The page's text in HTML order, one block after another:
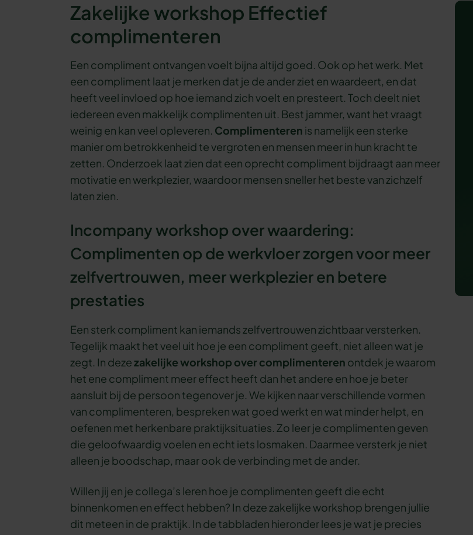
Zakelijke workshop Effectief
complimenteren
Een compliment ontvangen voelt bijna altijd goed. Ook op het werk. Met
een compliment laat je merken dat je de ander ziet en waardeert, en dat
heeft veel invloed op hoe iemand zich voelt en presteert. Toch deelt niet
iedereen even makkelijk complimenten uit. Best jammer, want het vraagt
weinig en kan veel opleveren. Complimenteren is namelijk een sterke
manier om betrokkenheid te vergroten en mensen meer in hun kracht te
zetten. Onderzoek laat zien dat een oprecht compliment bijdraagt aan meer
motivatie en werkplezier, waardoor mensen sneller het beste van zichzelf
laten zien.
Incompany workshop over waardering:
Complimenten op de werkvloer zorgen voor meer
zelfvertrouwen, meer werkplezier en betere
prestaties
Een sterk compliment kan iemands zelfvertrouwen zichtbaar versterken.
Tegelijk maakt het veel uit hoe je een compliment geeft, niet alleen wat je
zegt. In dezezakelijke workshop over complimenteren ontdek je waarom
het ene compliment meer effect heeft dan het andere en hoe je beter
aansluit bij de persoon tegenover je. We kijken naar verschillende vormen
van complimenteren, bespreken wat goed werkt en wat minder helpt, en
oefenen met herkenbare praktijksituaties. Zo leer je complimenten geven
die geloofwaardig voelen en echt iets losmaken. Daarmee versterk je niet
alleen je boodschap, maar ook de verbinding met de ander.
Willen jij en je collega’s leren hoe je complimenten geeft die echt
binnenkomen en effect hebben? In deze zakelijke workshop brengen jullie
dit meteen in de praktijk. In de tabbladen hieronder lees je wat je precies